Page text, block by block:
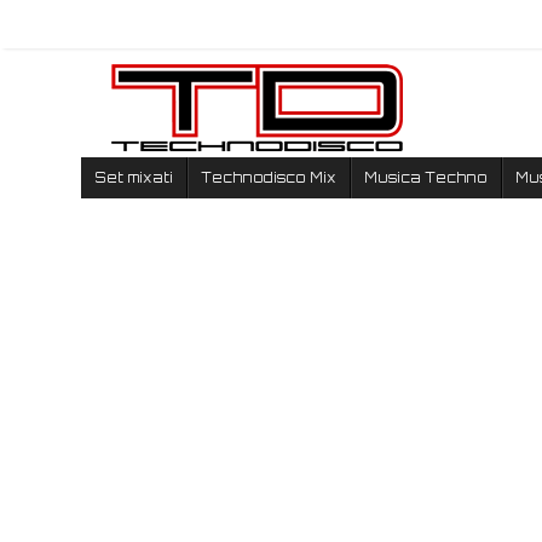
Set mixati Technodisco Mix Musica Techno